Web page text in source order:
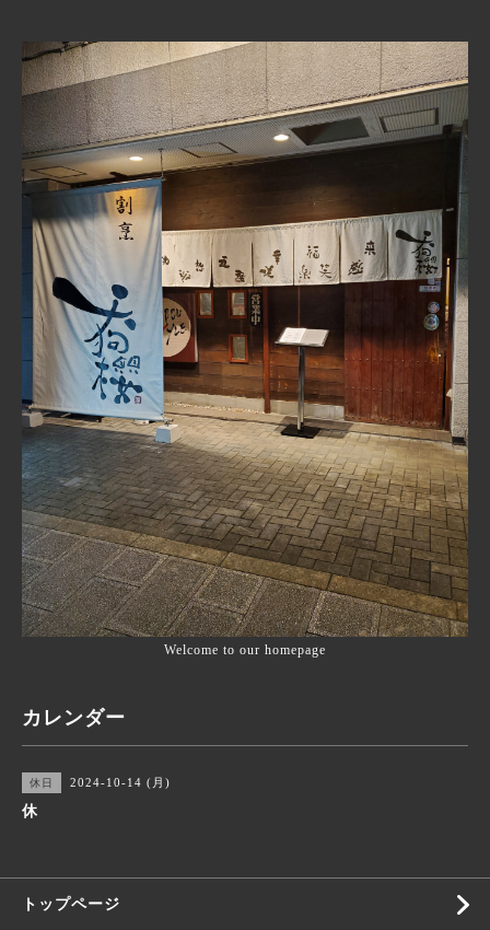
Welcome to our homepage
カレンダー
休日 2024-10-14 (月)
休
トップページ